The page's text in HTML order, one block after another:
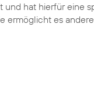
und hat hierfür eine
ermöglicht es